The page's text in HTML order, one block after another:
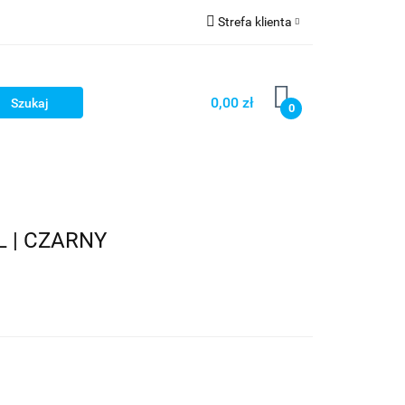
Strefa klienta
Zarejestruj się
Dodaj zgłoszenie
0,00 zł 0
| CZARNY